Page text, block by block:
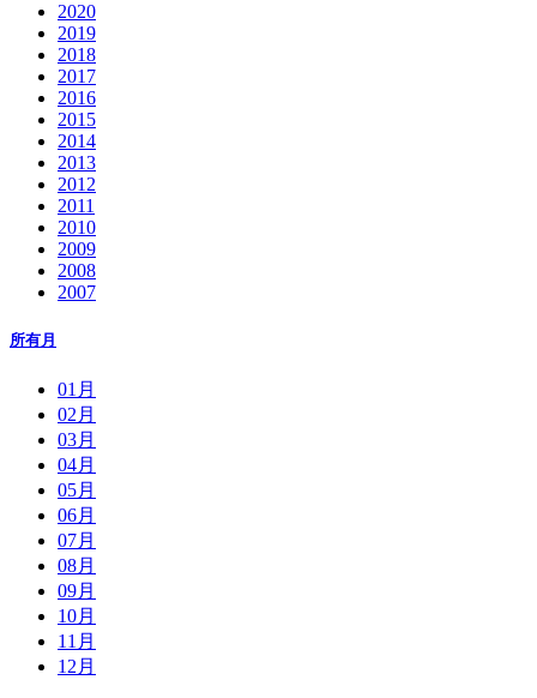
2020
2019
2018
2017
2016
2015
2014
2013
2012
2011
2010
2009
2008
2007
所有月
01月
02月
03月
04月
05月
06月
07月
08月
09月
10月
11月
12月